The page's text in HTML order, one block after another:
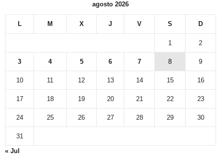
agosto 2026
L M X J V S D
1 2
3 4 5 6 7 8 9
10 11 12 13 14 15 16
17 18 19 20 21 22 23
24 25 26 27 28 29 30
31
« Jul